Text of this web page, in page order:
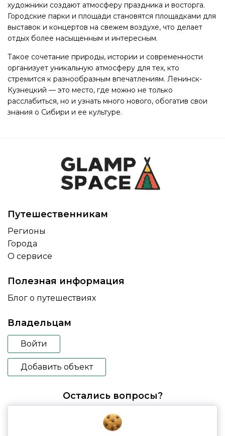
художники создают атмосферу праздника и восторга.
Городские парки и площади становятся площадками для
выставок и концертов на свежем воздухе, что делает
отдых более насыщенным и интересным.
Такое сочетание природы, истории и современности
организует уникальную атмосферу для тех, кто
стремится к разнообразным впечатлениям. Ленинск-
Кузнецкий — это место, где можно не только
расслабиться, но и узнать много нового, обогатив свои
знания о Сибири и ее культуре.
Путешественникам
Регионы
Города
О сервисе
Полезная информация
Блог о путешествиях
Владельцам
Войти
Добавить объект
Остались вопросы?